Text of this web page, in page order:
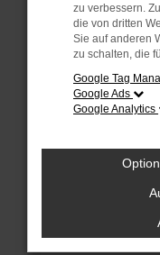
FEHLER:
Hier sind ein paar
Überprüfe
Laden andere
Prüfe deine
Manche
zu verbessern.
die von dritten
Sie auf anderen
zu schalten, die
Google Tag
Google Ads
Google Analytics